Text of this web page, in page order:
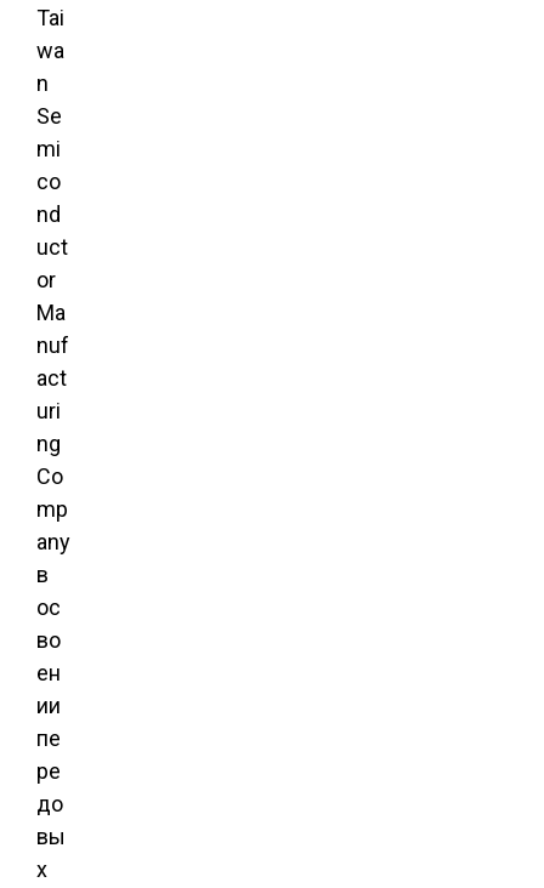
Tai
wa
n
Se
mi
co
nd
uct
or
Ma
nuf
act
uri
ng
Co
mp
any
в
ос
во
ен
ии
пе
ре
до
вы
х